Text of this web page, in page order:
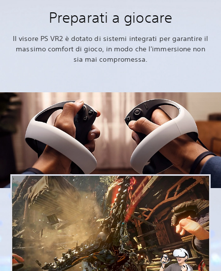
Preparati a giocare
Il visore PS VR2 è dotato di sistemi integrati per garantire il
massimo comfort di gioco, in modo che l'immersione non
sia mai compromessa.